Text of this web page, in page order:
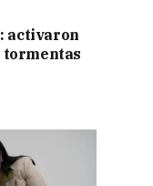
activaron
tormentas